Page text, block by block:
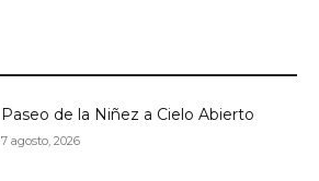
Paseo de la Niñez a Cielo Abierto
7 agosto, 2026